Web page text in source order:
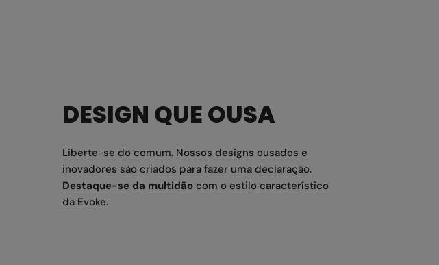
DESIGN QUE OUSA
Liberte-se do comum. Nossos designs ousados e
inovadores são criados para fazer uma declaração.
Destaque-se da multidão com o estilo característico
da Evoke.